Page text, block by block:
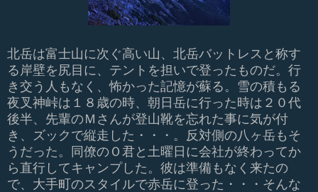
北岳は富士山に次ぐ高い山、北岳バットレスと称す
る岸壁を尻目に、テントを担いで登ったものだ。行
き交う人もなく、怖かった記憶が蘇る。雪の積もる
夜叉神峠は１８歳の時、朝日岳に行った時は２０代
後半、先輩のＭさんが登山靴を忘れた事に気が付
き、ズックで縦走した・・・。反対側の八ヶ岳もそ
うだった。同僚のＯ君と土曜日に会社が終わってか
ら直行してキャンプした。彼は準備もなく来たの
で、大手町のスタイルで赤岳に登った・・・そんな